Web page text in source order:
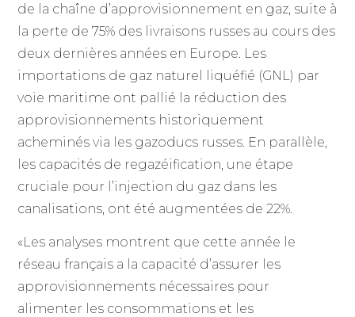
de la chaîne d’approvisionnement en gaz, suite à
la perte de 75% des livraisons russes au cours des
deux dernières années en Europe. Les
importations de gaz naturel liquéfié (GNL) par
voie maritime ont pallié la réduction des
approvisionnements historiquement
acheminés via les gazoducs russes. En parallèle,
les capacités de regazéification, une étape
cruciale pour l’injection du gaz dans les
canalisations, ont été augmentées de 22%.
«Les analyses montrent que cette année le
réseau français a la capacité d’assurer les
approvisionnements nécessaires pour
alimenter les consommations et les